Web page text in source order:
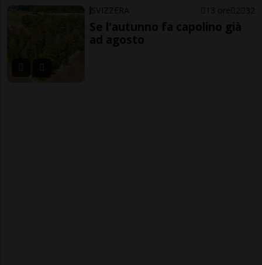
SVIZZERA 13 ore 2 32
Se l'autunno fa capolino già
ad agosto